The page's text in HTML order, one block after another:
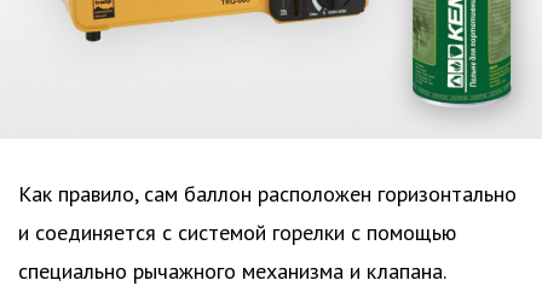
Как правило, сам баллон расположен горизонтально
и соединяется с системой горелки с помощью
специально рычажного механизма и клапана.